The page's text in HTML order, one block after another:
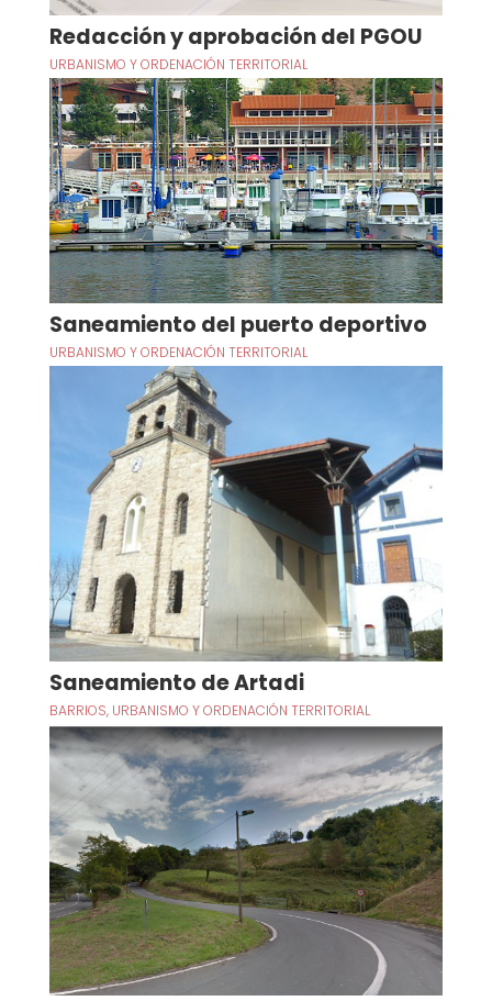
Redacción y aprobación del PGOU
URBANISMO Y ORDENACIÓN TERRITORIAL
Saneamiento del puerto deportivo
URBANISMO Y ORDENACIÓN TERRITORIAL
Saneamiento de Artadi
BARRIOS, URBANISMO Y ORDENACIÓN TERRITORIAL